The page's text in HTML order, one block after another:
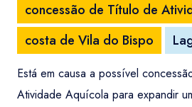
concessão de Título de
costa de Vila do Bispo
Está em causa a possível
Atividade Aquícola para expandir